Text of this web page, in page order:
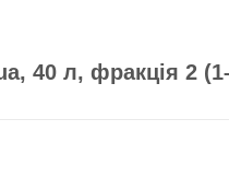
40 л, фракція 2